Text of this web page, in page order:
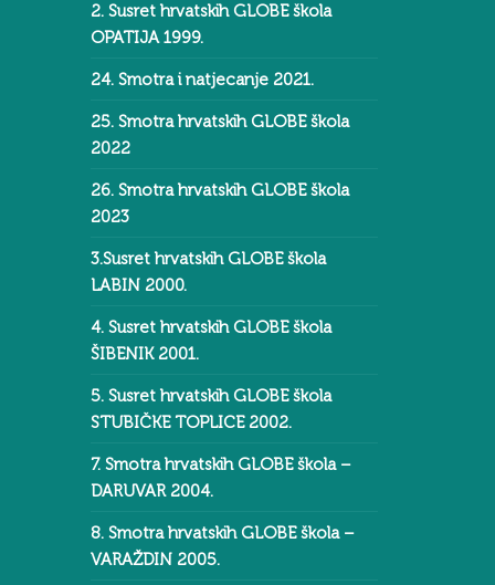
2. Susret hrvatskih GLOBE škola
OPATIJA 1999.
24. Smotra i natjecanje 2021.
25. Smotra hrvatskih GLOBE škola
2022
26. Smotra hrvatskih GLOBE škola
2023
3.Susret hrvatskih GLOBE škola
LABIN 2000.
4. Susret hrvatskih GLOBE škola
ŠIBENIK 2001.
5. Susret hrvatskih GLOBE škola
STUBIČKE TOPLICE 2002.
7. Smotra hrvatskih GLOBE škola –
DARUVAR 2004.
8. Smotra hrvatskih GLOBE škola –
VARAŽDIN 2005.